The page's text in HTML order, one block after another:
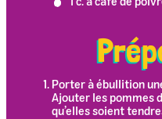
1 c. à café de
Porter à ébullition
Ajouter les pommes
qu’elles soient